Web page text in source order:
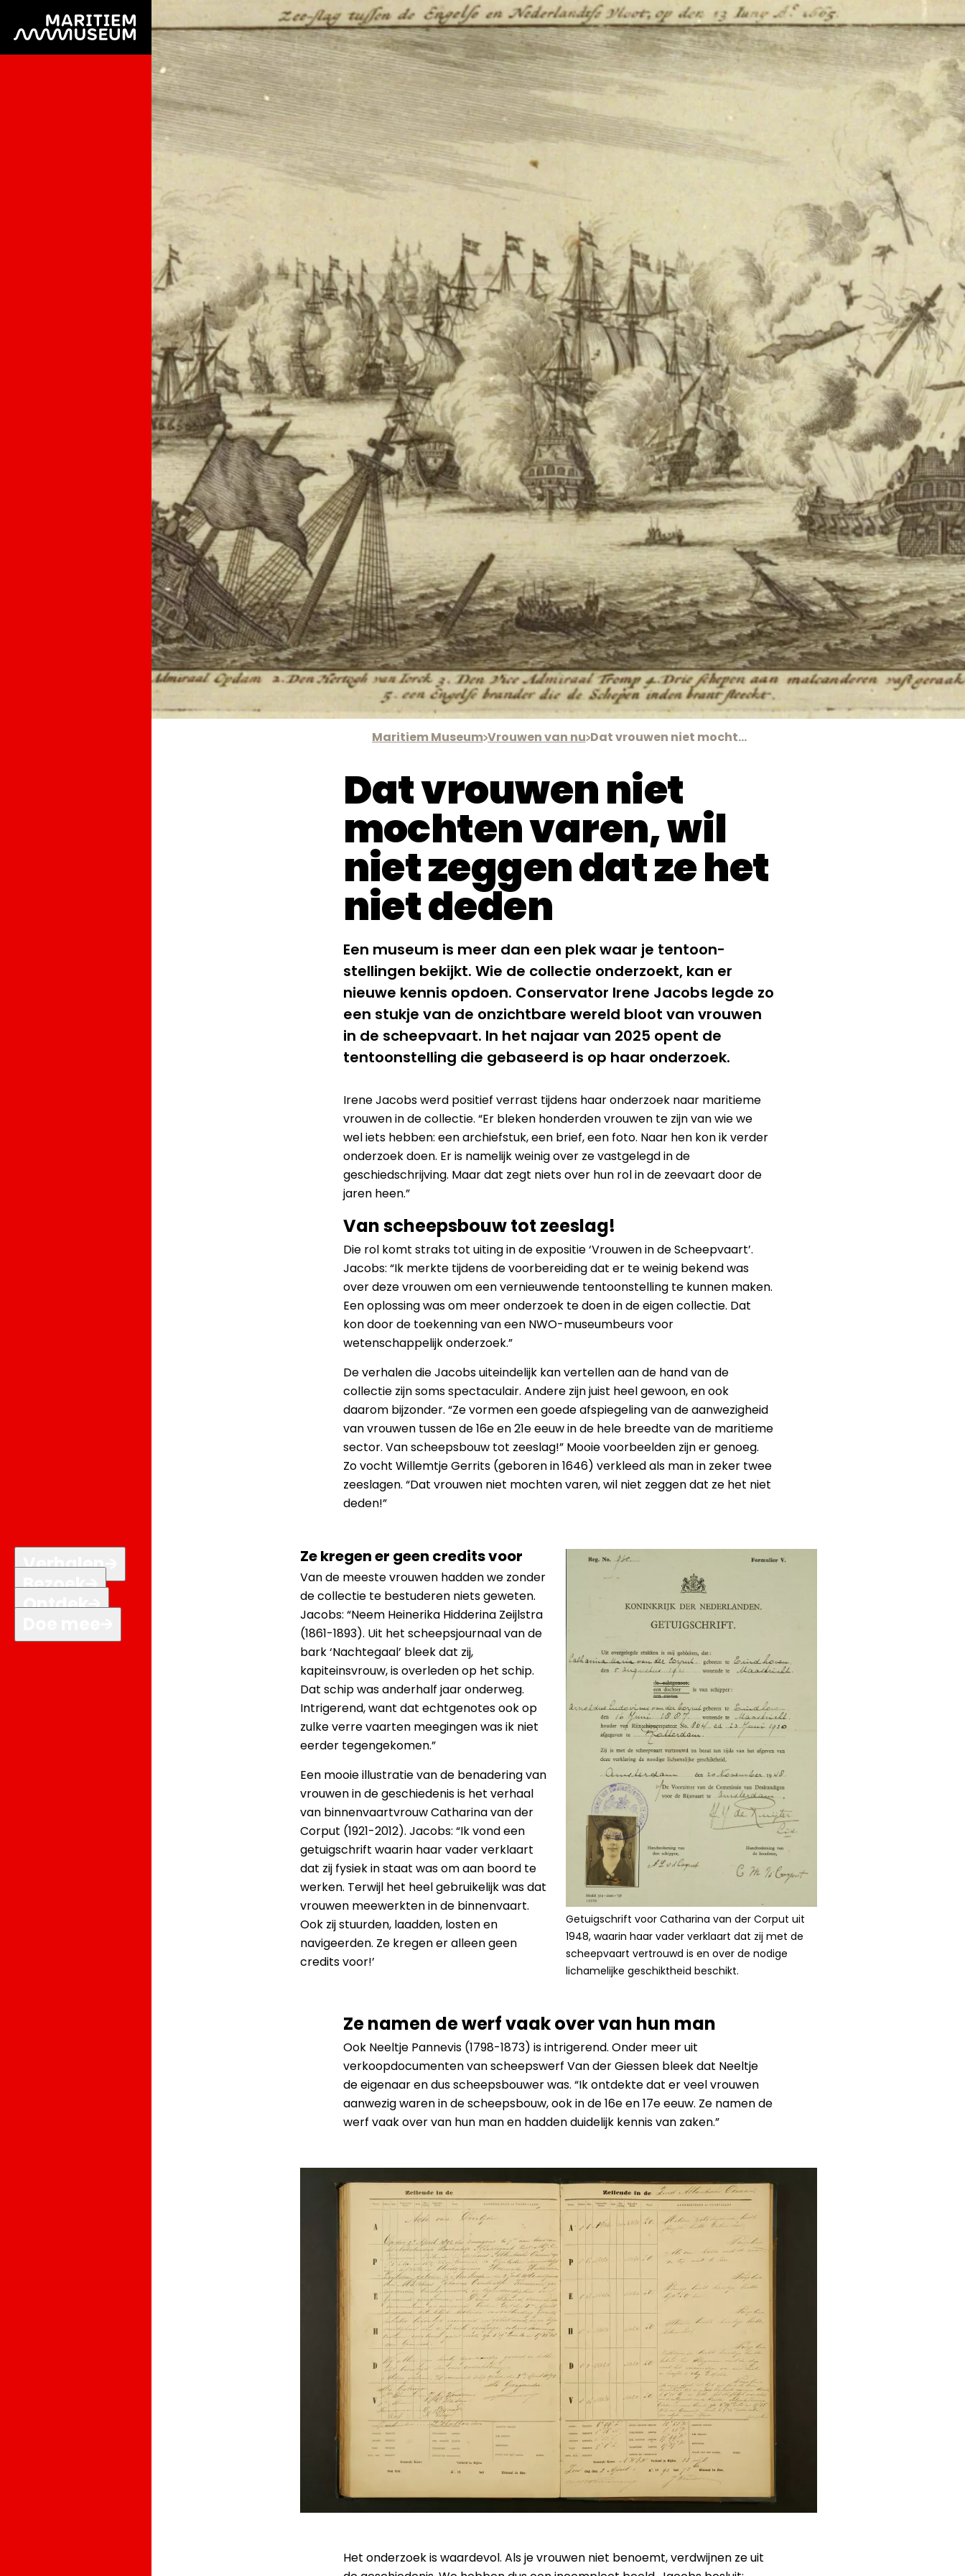
Ga naar de hoofdinhoud
Verhalen
Bezoek
Ontdek
Maritiem Museum Vrouwen van nu Dat vrouwen niet mochten varen, wil niet zeggen dat ze het niet deden
Dat vrouwen niet
mochten varen, wil
niet zeggen dat ze het
niet deden
Een museum is meer dan een plek waar je tentoon­
stellingen bekijkt. Wie de collectie onderzoekt, kan er
nieuwe kennis opdoen. Conservator Irene Jacobs legde zo
een stukje van de onzichtbare wereld bloot van vrouwen
in de scheepvaart. In het najaar van 2025 opent de
tentoonstelling die gebaseerd is op haar onderzoek.
Irene Jacobs werd positief verrast tijdens haar onderzoek naar maritieme
vrouwen in de collectie. “Er bleken honderden vrouwen te zijn van wie we
wel iets hebben: een archiefstuk, een brief, een foto. Naar hen kon ik verder
onderzoek doen. Er is namelijk weinig over ze vastgelegd in de
geschiedschrijving. Maar dat zegt niets over hun rol in de zeevaart door de
jaren heen.”
Van scheepsbouw tot zeeslag!
Die rol komt straks tot uiting in de expositie ‘Vrouwen in de Scheepvaart’.
Jacobs: “Ik merkte tijdens de voorbereiding dat er te weinig bekend was
over deze vrouwen om een vernieuwende tentoonstelling te kunnen maken.
Een oplossing was om meer onderzoek te doen in de eigen collectie. Dat
kon door de toekenning van een NWO-museumbeurs voor
wetenschappelijk onderzoek.”
De verhalen die Jacobs uiteindelijk kan vertellen aan de hand van de
collectie zijn soms spectaculair. Andere zijn juist heel gewoon, en ook
daarom bijzonder. “Ze vormen een goede afspiegeling van de aanwezigheid
van vrouwen tussen de 16e en 21e eeuw in de hele breedte van de maritieme
sector. Van scheepsbouw tot zeeslag!” Mooie voorbeelden zijn er genoeg.
Zo vocht Willemtje Gerrits (geboren in 1646) verkleed als man in zeker twee
zeeslagen. “Dat vrouwen niet mochten varen, wil niet zeggen dat ze het niet
deden!”
Ze kregen er geen credits voor
Van de meeste vrouwen hadden we zonder
de collectie te bestuderen niets geweten.
Jacobs: “Neem Heinerika Hidderina Zeijlstra
(1861-1893). Uit het scheepsjournaal van de
bark ‘Nachtegaal’ bleek dat zij,
kapiteinsvrouw, is overleden op het schip.
Dat schip was anderhalf jaar onderweg.
Intrigerend, want dat echtgenotes ook op
zulke verre vaarten meegingen was ik niet
eerder tegengekomen.”
Een mooie illustratie van de benadering van
vrouwen in de geschiedenis is het verhaal
van binnenvaartvrouw Catharina van der
Corput (1921-2012). Jacobs: “Ik vond een
getuigschrift waarin haar vader verklaart
dat zij fysiek in staat was om aan boord te
werken. Terwijl het heel gebruikelijk was dat
vrouwen meewerkten in de binnenvaart.
Ook zij stuurden, laadden, losten en
navigeerden. Ze kregen er alleen geen
credits voor!’
Getuigschrift voor Catharina van der Corput uit
1948, waarin haar vader verklaart dat zij met de
scheepvaart vertrouwd is en over de nodige
lichamelijke geschiktheid beschikt.
Ze namen de werf vaak over van hun man
Ook Neeltje Pannevis (1798-1873) is intrigerend. Onder meer uit
verkoopdocumenten van scheepswerf Van der Giessen bleek dat Neeltje
de eigenaar en dus scheepsbouwer was. “Ik ontdekte dat er veel vrouwen
aanwezig waren in de scheepsbouw, ook in de 16e en 17e eeuw. Ze namen de
werf vaak over van hun man en hadden duidelijk kennis van zaken.”
Het onderzoek is waardevol. Als je vrouwen niet benoemt, verdwijnen ze uit